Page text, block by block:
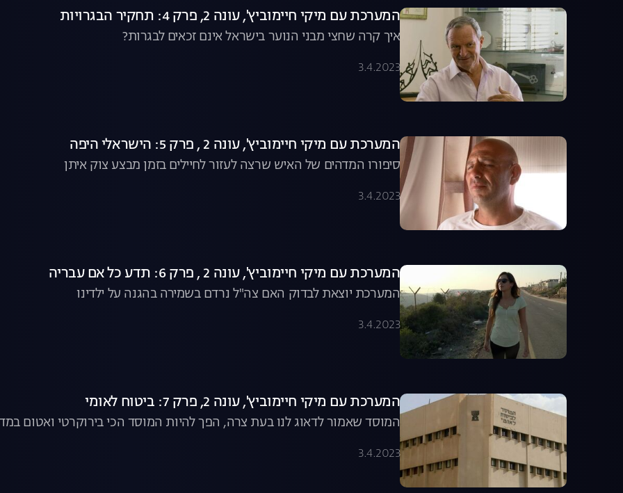
המערכת עם מיקי חיימוביץ', עונה 2, פרק 4: תחקיר הבגרויות
איך קרה שחצי מבני הנוער בישראל אינם זכאים לבגרות?
3.4.2023
המערכת עם מיקי חיימוביץ', עונה 2 , פרק 5: הישראלי היפה
סיפורו המדהים של האיש שרצה לעזור לחיילים בזמן מבצע צוק איתן
3.4.2023
המערכת עם מיקי חיימוביץ', עונה 2 , פרק 6: תדע כל אם עבריה
המערכת יוצאת לבדוק האם צה"ל נרדם בשמירה בהגנה על ילדינו
3.4.2023
המערכת עם מיקי חיימוביץ', עונה 2, פרק 7: ביטוח לאומי
המוסד שאמור לדאוג לנו בעת צרה, הפך להיות המוסד הכי בירוקרטי ואטום
3.4.2023